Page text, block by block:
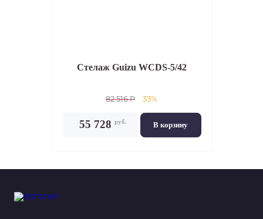
Стелаж Guizu WCDS-5/42
82 516 P 33%
В корзину
55 728 руб.